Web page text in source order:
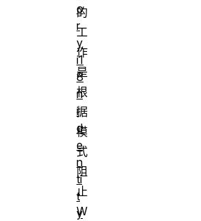
的
工
作
是
根
据
模
式
阻
止
W
o
r
y
i1
8
n
i
d
e
n
ti
t
y